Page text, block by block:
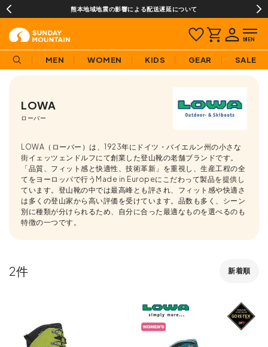
熊本地域地震の影響による配送遅延について
MEN WOMEN KIDS GEAR SALE
LOWA
ローバー
LOWA（ローバー）は、1923年にドイツ・バイエルン州の小さな
街イェッツェンドルフにて創業した登山靴の老舗ブランドです。
「品質、フィット感と快適性、技術革新」を重視し、生産工程の全
てをヨーロッパで行うMade in Europeにこだわって製品を提供し
ています。登山靴の中では最高峰とも評され、フィット感や快適さ
は多くの登山家から高い評価を受けています。品数も多く、シーン
別に種類が分けられるため、自分に合った最適なものを選べるのも
特徴の一つです。
新着順
2